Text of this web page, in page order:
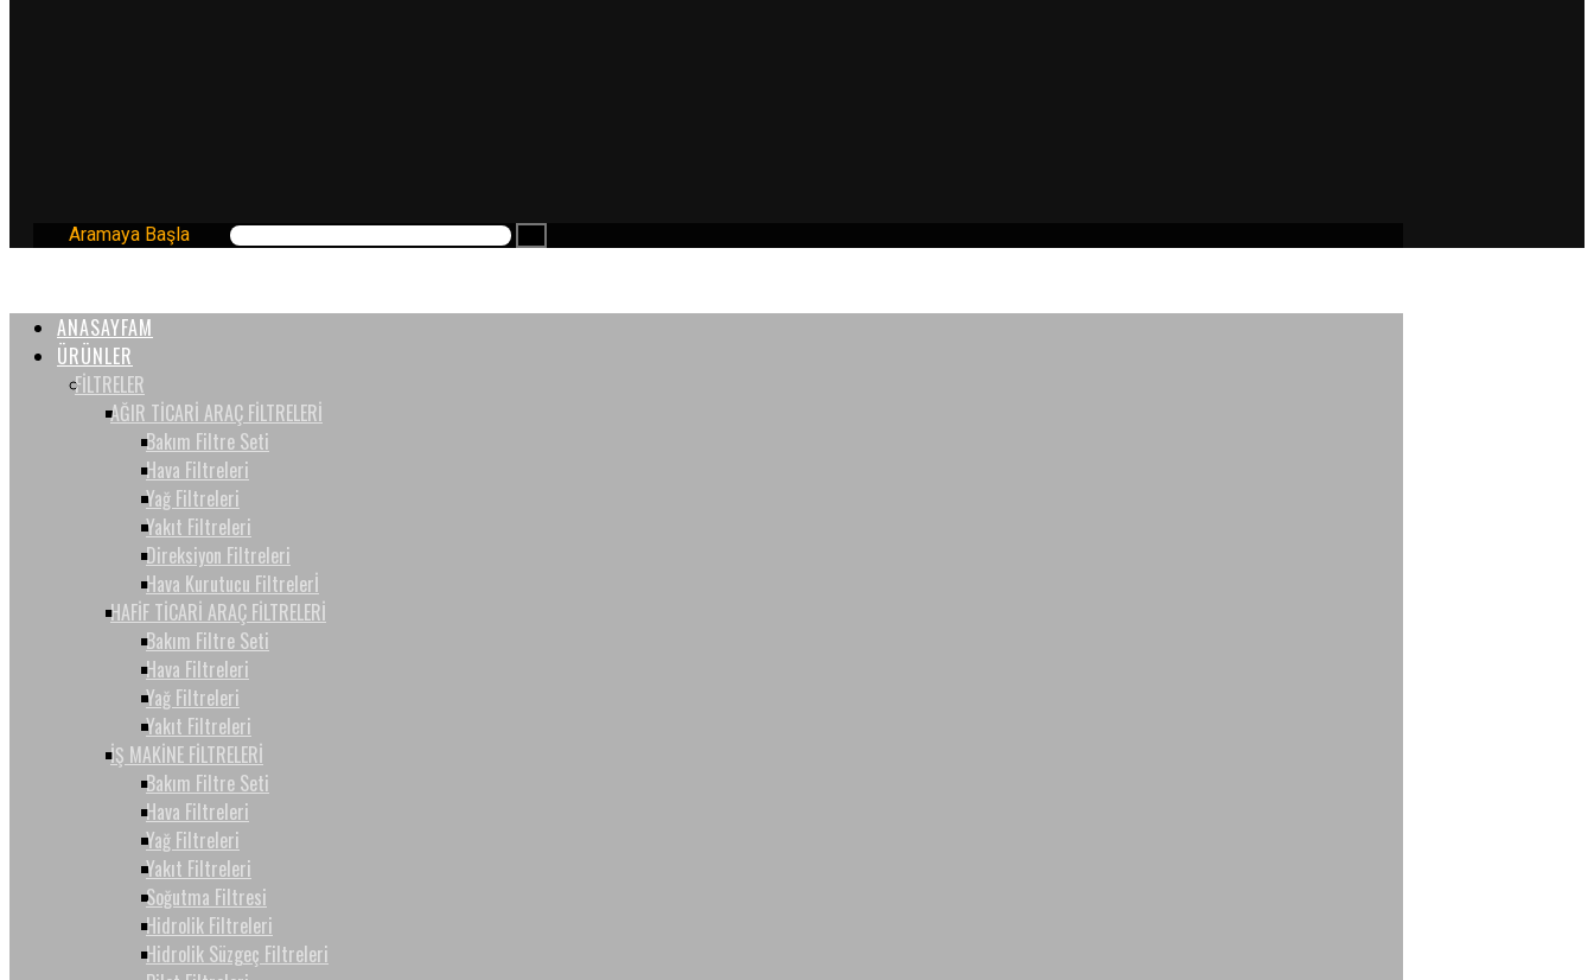
Aramaya Başla
ANASAYFAM
ÜRÜNLER
FİLTRELER
AĞIR TİCARİ ARAÇ FİLTRELERİ
Bakım Filtre Seti
Hava Filtreleri
Yağ Filtreleri
Yakıt Filtreleri
Direksiyon Filtreleri
Hava Kurutucu Filtrelerİ
HAFİF TİCARİ ARAÇ FİLTRELERİ
Bakım Filtre Seti
Hava Filtreleri
Yağ Filtreleri
Yakıt Filtreleri
İŞ MAKİNE FİLTRELERİ
Bakım Filtre Seti
Hava Filtreleri
Yağ Filtreleri
Yakıt Filtreleri
Soğutma Filtresi
Hidrolik Filtreleri
Hidrolik Süzgeç Filtreleri